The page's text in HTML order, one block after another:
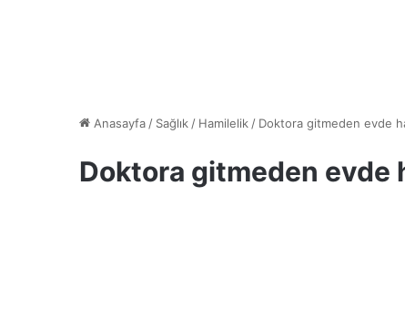
Anasayfa / Sağlık / Hamilelik / Doktora gitmeden evde
Doktora gitmeden evde